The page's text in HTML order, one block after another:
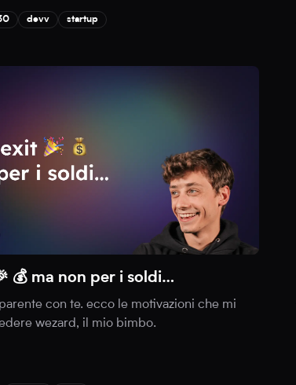
devv startup
💰 ma non per i soldi…
con te. ecco le motivazioni che mi
wezard, il mio bimbo.